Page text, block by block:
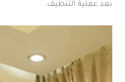
بعد عملية التنظيف.